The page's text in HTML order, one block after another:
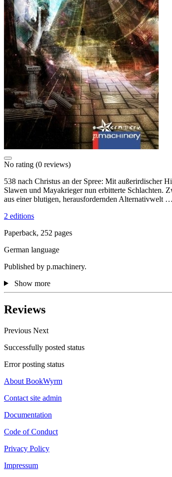
No rating (0 reviews)
538 nach Christus an der Spree: Mit außerirdischer
Slawen und Mayakrieger nun erbitterte Schlachten.
aus einer blutigen, herausfordernden Alternativwelt …
2 editions
Paperback, 252 pages
German language
Published by p.machinery.
Show more
Reviews
Previous Next
Successfully posted status
Error posting status
About BookWyrm
Contact site admin
Documentation
Code of Conduct
Privacy Policy
Impressum